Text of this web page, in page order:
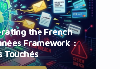
the French
Framework :
Touchés